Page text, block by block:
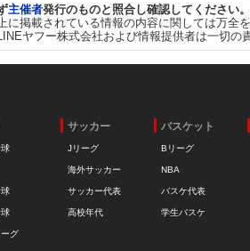
主催者発行のものと照合し確認してください。
に掲載されている情報の内容に関しては万
ヤフー株式会社および情報提供者は一切の
グ
サッカー
Jリーグ
海外サッカー
サッカー代表
高校年代
バスケット
Bリーグ
NBA
バスケ代表
学生バスケ